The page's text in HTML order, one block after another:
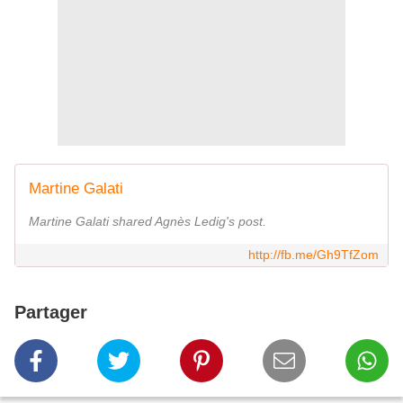
Martine Galati
Martine Galati shared Agnès Ledig's post.
http://fb.me/Gh9TfZom
Partager